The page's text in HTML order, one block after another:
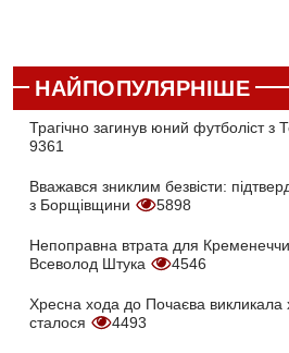
НАЙПОПУЛЯРНІШЕ
Трагічно загинув юний футболіст з
9361
Вважався зниклим безвісти:
з Борщівщини
5898
Непоправна втрата для
Всеволод Штука
4546
Хресна хода до Почаєва
сталося
4493